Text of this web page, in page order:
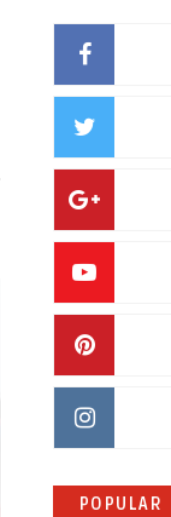
POPULAR